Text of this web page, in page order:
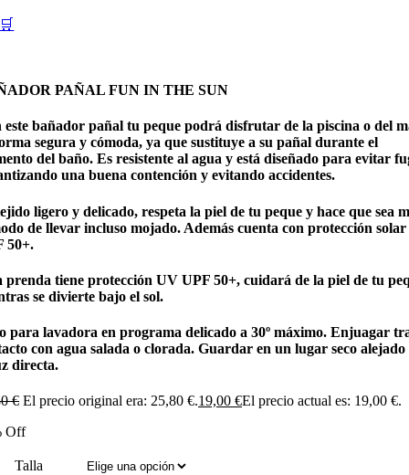
🛒
PAÑAL FUN IN THE SUN
este bañador pañal tu peque podrá disfrutar de la piscina o del
segura y cómoda, ya que sustituye a su pañal durante el
del baño. Es resistente al agua y está diseñado para evitar
una buena contención y evitando accidentes.
ligero y delicado, respeta la piel de tu peque y hace que sea
de llevar incluso mojado. Además cuenta con protección
50+.
prenda tiene protección UV UPF 50+, cuidará de la piel de tu
se divierte bajo el sol.
para lavadora en programa delicado a 30º máximo. Enjuagar
con agua salada o clorada. Guardar en un lugar seco alejado
directa.
€ El precio original era: 25,80 €.19,00 €El precio actual es: 19,00 €.
Off
Talla